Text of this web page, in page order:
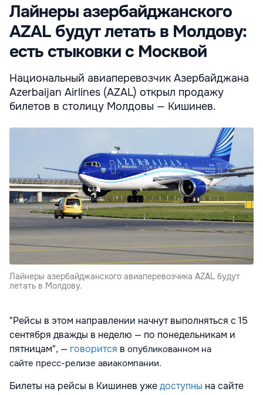
Лайнеры азербайджанского
AZAL будут летать в Молдову:
есть стыковки с Москвой
Национальный авиаперевозчик Азербайджана
Azerbaijan Airlines (AZAL) открыл продажу
билетов в столицу Молдовы — Кишинев.
Лайнеры азербайджанского авиаперевозчика AZAL будут
летать в Молдову.
"Рейсы в этом направлении начнут выполняться с 15
сентября дважды в неделю — по понедельникам и
пятницам", — говорится в опубликованном на
сайте пресс-релизе авиакомпании.
Билеты на рейсы в Кишинев ужедоступны на сайте